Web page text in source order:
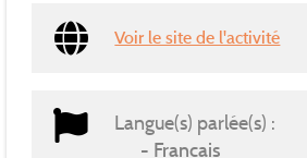
Voir le site de l'activité
Langue(s) parlée(s) :
Français